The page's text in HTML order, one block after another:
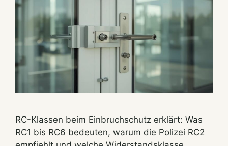
RC-Klassen beim Einbruchschutz erklärt: Was
RC1 bis RC6 bedeuten, warum die Polizei RC2